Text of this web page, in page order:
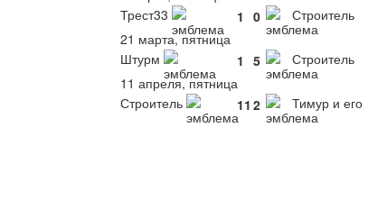
Трест33
1 0 Строитель
21 марта, пятница
Штурм
1 5 Строитель
11 апреля, пятница
Строитель
11 2 Тимур и его